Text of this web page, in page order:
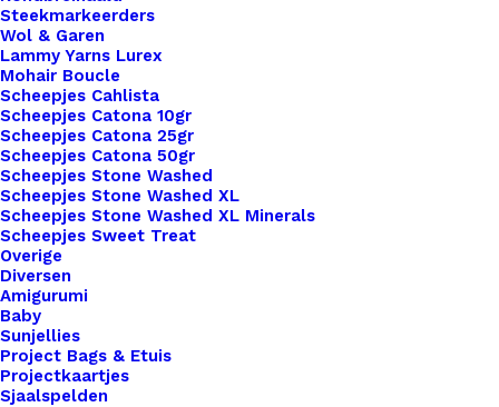
Steekmarkeerders
Wol & Garen
Lammy Yarns Lurex
Mohair Boucle
Scheepjes Cahlista
Scheepjes Catona 10gr
Scheepjes Catona 25gr
Scheepjes Catona 50gr
Scheepjes Stone Washed
Scheepjes Stone Washed XL
Scheepjes Stone Washed XL Minerals
Scheepjes Sweet Treat
Overige
Diversen
Amigurumi
Baby
Sunjellies
Project Bags & Etuis
Projectkaartjes
Sjaalspelden
Artikelnummer
Categorie
Binnen 1-3 werkdagen verzonden
Veilig betalen
Unieke en kwaliteitsproducten